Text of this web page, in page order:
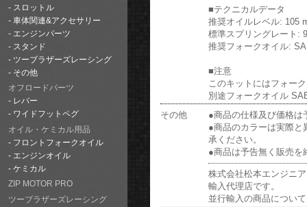
スロットル
車体関連&アクセサリー
エンジンパーツ
スタンド
ツーブラザーズレーシング
その他
オフロードパーツ
レバー
ワイドフットペグ
オイル・ケミカル用品
フロントフォークオイル
エンジンオイル
ケミカル
ZIP MOTOR PRO
ツーブラザーズレーシング
■テクニカルデータ
推奨オイルレベル: 105
標準スプリングレート:
推奨フォークオイル:
■注意
このキットにはフォー
別途フォークオイル
その他
●商品の仕様及び価格は
●商品のカラーは実際と
承ください。
●商品は予告無く販売を
株式会社松本エンジニ
輸入代理店です。
並行輸入の商品につい